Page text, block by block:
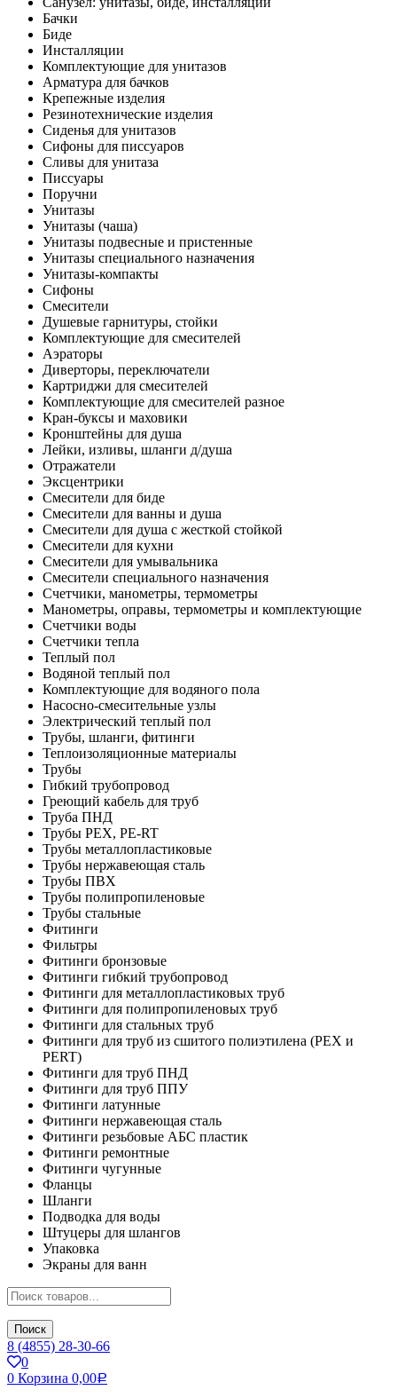
Бачки
Биде
Инсталляции
Комплектующие для унитазов
Арматура для бачков
Крепежные изделия
Резинотехнические изделия
Сиденья для унитазов
Сифоны для писсуаров
Сливы для унитаза
Писсуары
Поручни
Унитазы
Унитазы (чаша)
Унитазы подвесные и пристенные
Унитазы специального назначения
Унитазы-компакты
Сифоны
Смесители
Душевые гарнитуры, стойки
Комплектующие для смесителей
Аэраторы
Диверторы, переключатели
Картриджи для смесителей
Комплектующие для смесителей разное
Кран-буксы и маховики
Кронштейны для душа
Лейки, изливы, шланги д/душа
Отражатели
Эксцентрики
Смесители для биде
Смесители для ванны и душа
Смесители для душа с жесткой стойкой
Смесители для кухни
Смесители для умывальника
Смесители специального назначения
Счетчики, манометры, термометры
Манометры, оправы, термометры и комплектующие
Счетчики воды
Счетчики тепла
Теплый пол
Водяной теплый пол
Комплектующие для водяного пола
Насосно-смесительные узлы
Электрический теплый пол
Трубы, шланги, фитинги
Теплоизоляционные материалы
Трубы
Гибкий трубопровод
Греющий кабель для труб
Труба ПНД
Трубы PEX, PE-RT
Трубы металлопластиковые
Трубы нержавеющая сталь
Трубы ПВХ
Трубы полипропиленовые
Трубы стальные
Фитинги
Фильтры
Фитинги бронзовые
Фитинги гибкий трубопровод
Фитинги для металлопластиковых труб
Фитинги для полипропиленовых труб
Фитинги для стальных труб
Фитинги для труб из сшитого полиэтилена (PEX и
PERT)
Фитинги для труб ПНД
Фитинги для труб ППУ
Фитинги латунные
Фитинги нержавеющая сталь
Фитинги резьбовые АБС пластик
Фитинги ремонтные
Фитинги чугунные
Фланцы
Шланги
Подводка для воды
Штуцеры для шлангов
Упаковка
Экраны для ванн
Поиск
8 (4855) 28-30-66
0
0 Корзина 0,00Р